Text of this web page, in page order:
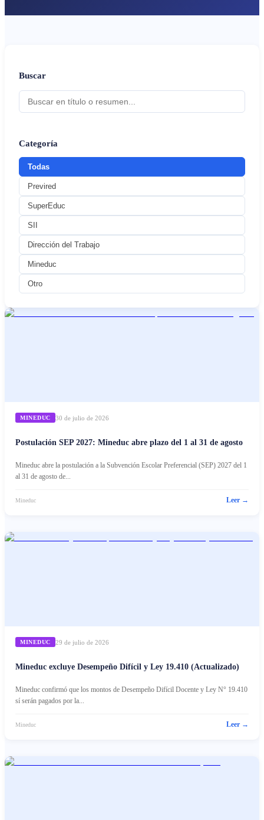
Buscar
Categoría
Todas
Previred
SuperEduc
SII
Dirección del Trabajo
Mineduc
Otro
MINEDUC 30 de julio de 2026
Postulación SEP 2027: Mineduc abre plazo del 1 al 31 de agosto
Mineduc abre la postulación a la Subvención Escolar Preferencial (SEP) 2027 del 1
al 31 de agosto de...
Mineduc Leer →
MINEDUC 29 de julio de 2026
Mineduc excluye Desempeño Difícil y Ley 19.410 (Actualizado)
Mineduc confirmó que los montos de Desempeño Difícil Docente y Ley N° 19.410
sí serán pagados por la...
Mineduc Leer →